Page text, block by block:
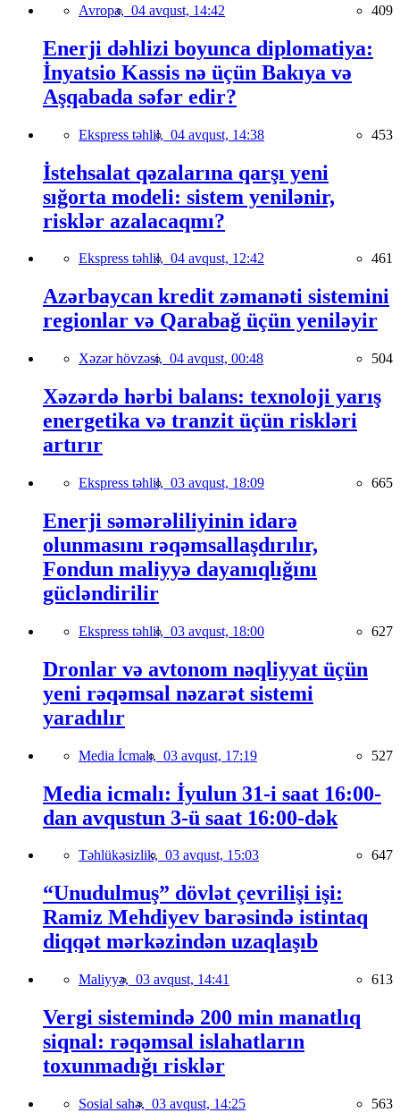
Avropa, 04 avqust, 14:42 409
Enerji dəhlizi boyunca diplomatiya:
İnyatsio Kassis nə üçün Bakıya və
Aşqabada səfər edir?
Ekspress təhlil, 04 avqust, 14:38 453
İstehsalat qəzalarına qarşı yeni
sığorta modeli: sistem yenilənir,
risklər azalacaqmı?
Ekspress təhlil, 04 avqust, 12:42 461
Azərbaycan kredit zəmanəti sistemini
regionlar və Qarabağ üçün yeniləyir
Xəzər hövzəsi, 04 avqust, 00:48 504
Xəzərdə hərbi balans: texnoloji yarış
energetika və tranzit üçün riskləri
artırır
Ekspress təhlil, 03 avqust, 18:09 665
Enerji səmərəliliyinin idarə
olunmasını rəqəmsallaşdırılır,
Fondun maliyyə dayanıqlığını
gücləndirilir
Ekspress təhlil, 03 avqust, 18:00 627
Dronlar və avtonom nəqliyyat üçün
yeni rəqəmsal nəzarət sistemi
yaradılır
Media İcmalı, 03 avqust, 17:19 527
Media icmalı: İyulun 31-i saat 16:00-
dan avqustun 3-ü saat 16:00-dək
Təhlükəsizlik, 03 avqust, 15:03 647
“Unudulmuş” dövlət çevrilişi işi:
Ramiz Mehdiyev barəsində istintaq
diqqət mərkəzindən uzaqlaşıb
Maliyyə, 03 avqust, 14:41 613
Vergi sistemində 200 min manatlıq
siqnal: rəqəmsal islahatların
toxunmadığı risklər
Sosial sahə, 03 avqust, 14:25 563